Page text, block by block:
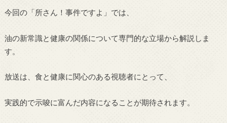
今回の「所さん！事件ですよ」では、
油の新常識と健康の関係について専門的な立場から解説しま
す。
放送は、食と健康に関心のある視聴者にとって、
実践的で示唆に富んだ内容になることが期待されます。